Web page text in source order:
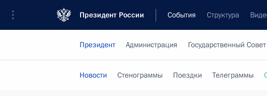
Президент России События Структура
Президент Администрация Государственный Совет
Новости Стенограммы Поездки Телеграммы